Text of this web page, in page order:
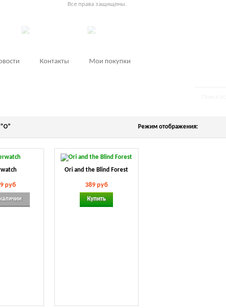
Все права защищены.
Контакты Мои покупки
"O" Режим отображения:
руб
Ori and the Blind Forest
389 руб
Купить